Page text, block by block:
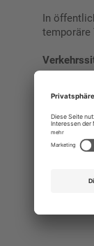
In
temporäre
In